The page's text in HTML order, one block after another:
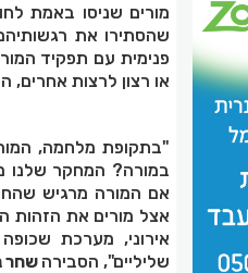
מורים שניסו באמת
שהסתירו את
פנימית עם תפקיד
או רצון לרצות אחרים,
"בתקופת מלחמה,
במורה? המחקר שלנו
אם המורה מרגיש
אצל מורים את הזהות
אירוני, מערכת
שליליים", הסבירה שחר